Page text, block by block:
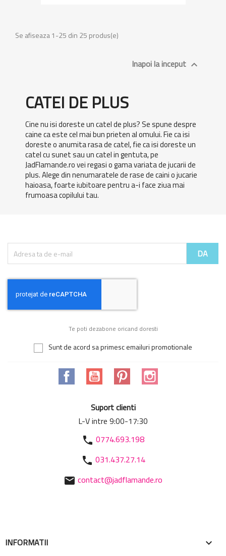
Se afiseaza 1-25 din 25 produs(e)
Inapoi la inceput 
CATEI DE PLUS
Cine nu isi doreste un catel de plus? Se spune despre
caine ca este cel mai bun prieten al omului. Fie ca isi
doreste o anumita rasa de catel, fie ca isi doreste un
catel cu sunet sau un catel in gentuta, pe
JadFlamande.ro vei regasi o gama variata de jucarii de
plus. Alege din nenumaratele de rase de caini o jucarie
haioasa, foarte iubitoare pentru a-i face ziua mai
frumoasa copilului tau.
Te poti dezabone oricand doresti
Sunt de acord sa primesc emailuri promotionale
Facebook YouTube Pinterest
Suport clienti
L-V intre 9:00-17:30
phone 0774.693.198
phone 031.437.27.14
mail contact@jadflamande.ro
INFORMATII 